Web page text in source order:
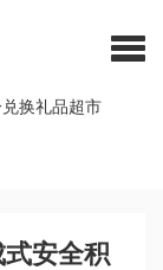
安全积